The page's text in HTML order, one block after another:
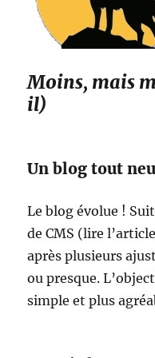
Moins, mais
il)
Un blog tout
Le blog évolue !
de CMS (lire
après plusieurs
ou presque.
simple et plus